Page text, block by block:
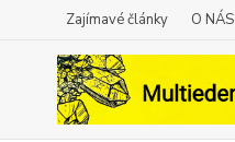
Zajímavé články O NÁS